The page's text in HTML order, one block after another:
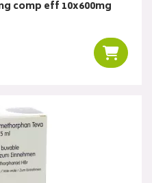
comp eff 10x600mg